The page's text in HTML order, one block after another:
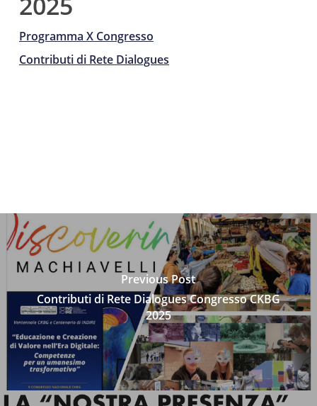
Programma X Congresso
Contributi di Rete Dialogues
Previous Post
Contributi di Rete Dialogues Congresso CKBG
2025